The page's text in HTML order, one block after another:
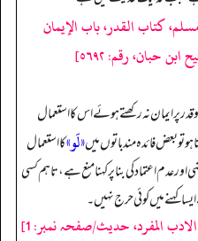
كتاب القدر، باب الإيمان
پر ایمان نہ رکھتے ہوئے اس کا استعمال
تو بعض فائدہ مند باتوں میں«لَو»کا استعمال
اعتماد کی بنا پر کہنا منع ہے، تاہم کسی
کہنے میں کوئی حرج نہیں۔
المفرد، حدیث/صفحہ نمبر: 1]